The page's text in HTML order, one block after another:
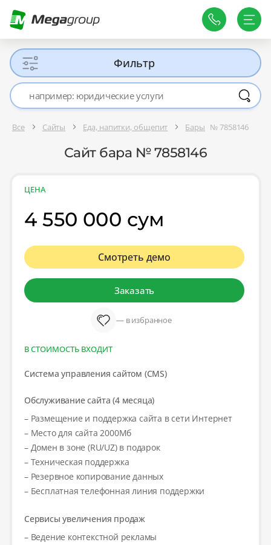
Фильтр
Все Сайты Еда, напитки, общепит Бары № 7858146
Сайт бара № 7858146
ЦЕНА
4 550 000 сум
Смотреть демо
Заказать
— в избранное
В СТОИМОСТЬ ВХОДИТ
Система управления сайтом (CMS)
Обслуживание сайта (4 месяца)
– Размещение и поддержка сайта в сети Интернет
– Место для сайта 2000Мб
– Домен в зоне (RU/UZ) в подарок
– Техническая поддержка
– Резервное копирование данных
– Бесплатная телефонная линия поддержки
Сервисы увеличения продаж
– Ведение контекстной рекламы